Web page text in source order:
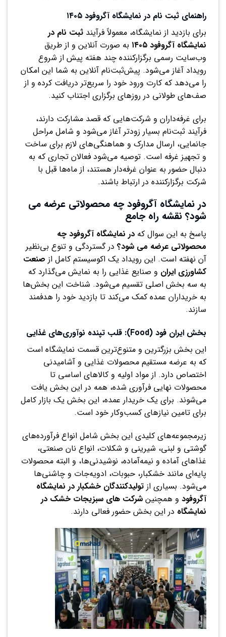
راهنمای ثبت نام در نمایشگاه آگروفود ۱۴۰۵
برای بازدید از نمایشگاه، معمولاً فرآیند ثبت نام در
نمایشگاه آگروفود ۱۴۰۵
به صورت آنلاین و از طریق
وب‌سایت رسمی برگزارکننده چند هفته پیش از شروع
رویداد آغاز می‌شود. پیش‌ثبت‌نام آنلاین به شما این امکان
را می‌دهد که کارت ورود خود را سریع‌تر دریافت کرده و از
صف‌های طولانی در روزهای برگزاری اجتناب کنید.
برای غرفه‌داران و شرکت‌هایی که قصد مشارکت دارند،
فرآیند ثبت‌نام بسیار زودتر آغاز می‌شود و شامل مراحل
جانمایی، ارسال مدارک و هماهنگی‌های لازم برای ساخت
و تجهیز غرفه است. توصیه می‌شود فعالان تجاری که به
دنبال حضور به عنوان غرفه‌دار هستند، از ماه‌ها قبل با
شرکت برگزارکننده در ارتباط باشند.
در نمایشگاه آگروفود چه محصولاتی عرضه می
شود؟ نقشه راه جامع
پاسخ به این سوال که در نمایشگاه آگروفود چه
محصولاتی عرضه می شود؟ در گستردگی و تنوع بی‌نظیر
آن نهفته است. این رویداد یک اکوسیستم کامل از صنعت
کشاورزی ایران و صنایع غذایی را به نمایش می‌گذارد که
به سه بخش اصلی تقسیم می‌شود. شناخت این بخش‌ها
به خریداران عمده کمک می‌کند تا بازدید خود را هدفمند
سازند.
بخش ایران فود (Food): قلب تپنده نوآوری‌های غذایی
این بخش بزرگترین و متنوع‌ترین قسمت نمایشگاه است
که به عرضه مستقیم محصولات غذایی و آشامیدنی
اختصاص دارد. از مواد اولیه و کالاهای اساسی تا
محصولات نهایی فرآوری شده، همه در این بخش یافت
می‌شوند. برای یک خریدار عمده، این بخش یک بازار کامل
برای تامین نیازهای کسب‌وکار خود است.
زیرمجموعه‌های کلیدی این بخش شامل انواع فرآورده‌های
گوشتی و لبنی، شیرینی و شکلات، انواع نان صنعتی،
غذاهای آماده و نیمه‌آماده، نوشیدنی‌ها، و البته محصولات
پایه‌ای مانند خشکبار، حبوبات، ادویه‌جات و چاشنی‌ها
می‌شود. بسیاری از تولیدکنندگان خشکبار در نمایشگاه
آگروفود و همچنین شرکت های سبزیجات خشک در
نمایشگاه در این بخش حضور فعالی دارند.